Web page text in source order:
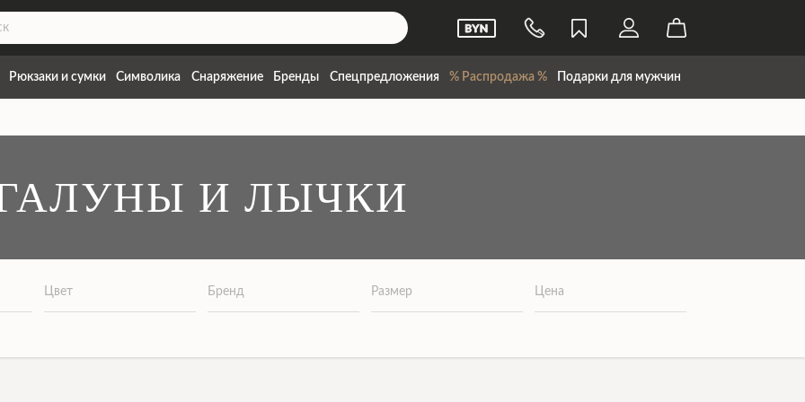
Рюкзаки и сумки Символика Снаряжение Бренды Спецпредложения % Распродажа % Подарки для мужчин
И ЛЫЧКИ
Цвет Бренд Размер Цена